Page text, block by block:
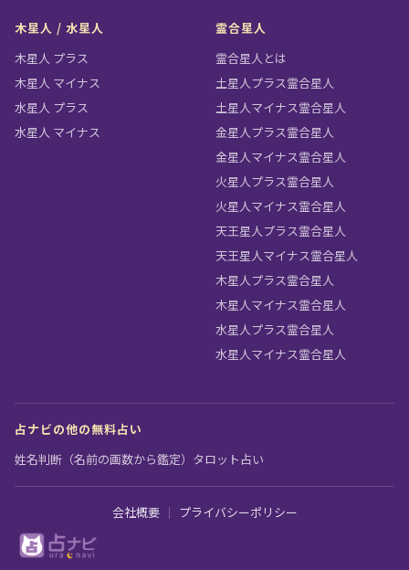
木星人 / 水星人
木星人 プラス
木星人 マイナス
水星人 プラス
水星人 マイナス
霊合星人
霊合星人とは
土星人プラス霊合星人
土星人マイナス霊合星人
金星人プラス霊合星人
金星人マイナス霊合星人
火星人プラス霊合星人
火星人マイナス霊合星人
天王星人プラス霊合星人
天王星人マイナス霊合星人
木星人プラス霊合星人
木星人マイナス霊合星人
水星人プラス霊合星人
水星人マイナス霊合星人
占ナビの他の無料占い
姓名判断（名前の画数から鑑定） タロット占い
会社概要 ｜ プライバシーポリシー